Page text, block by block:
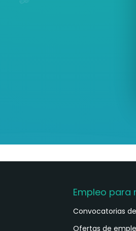
Empleo para
Convocatorias
Ofertas de